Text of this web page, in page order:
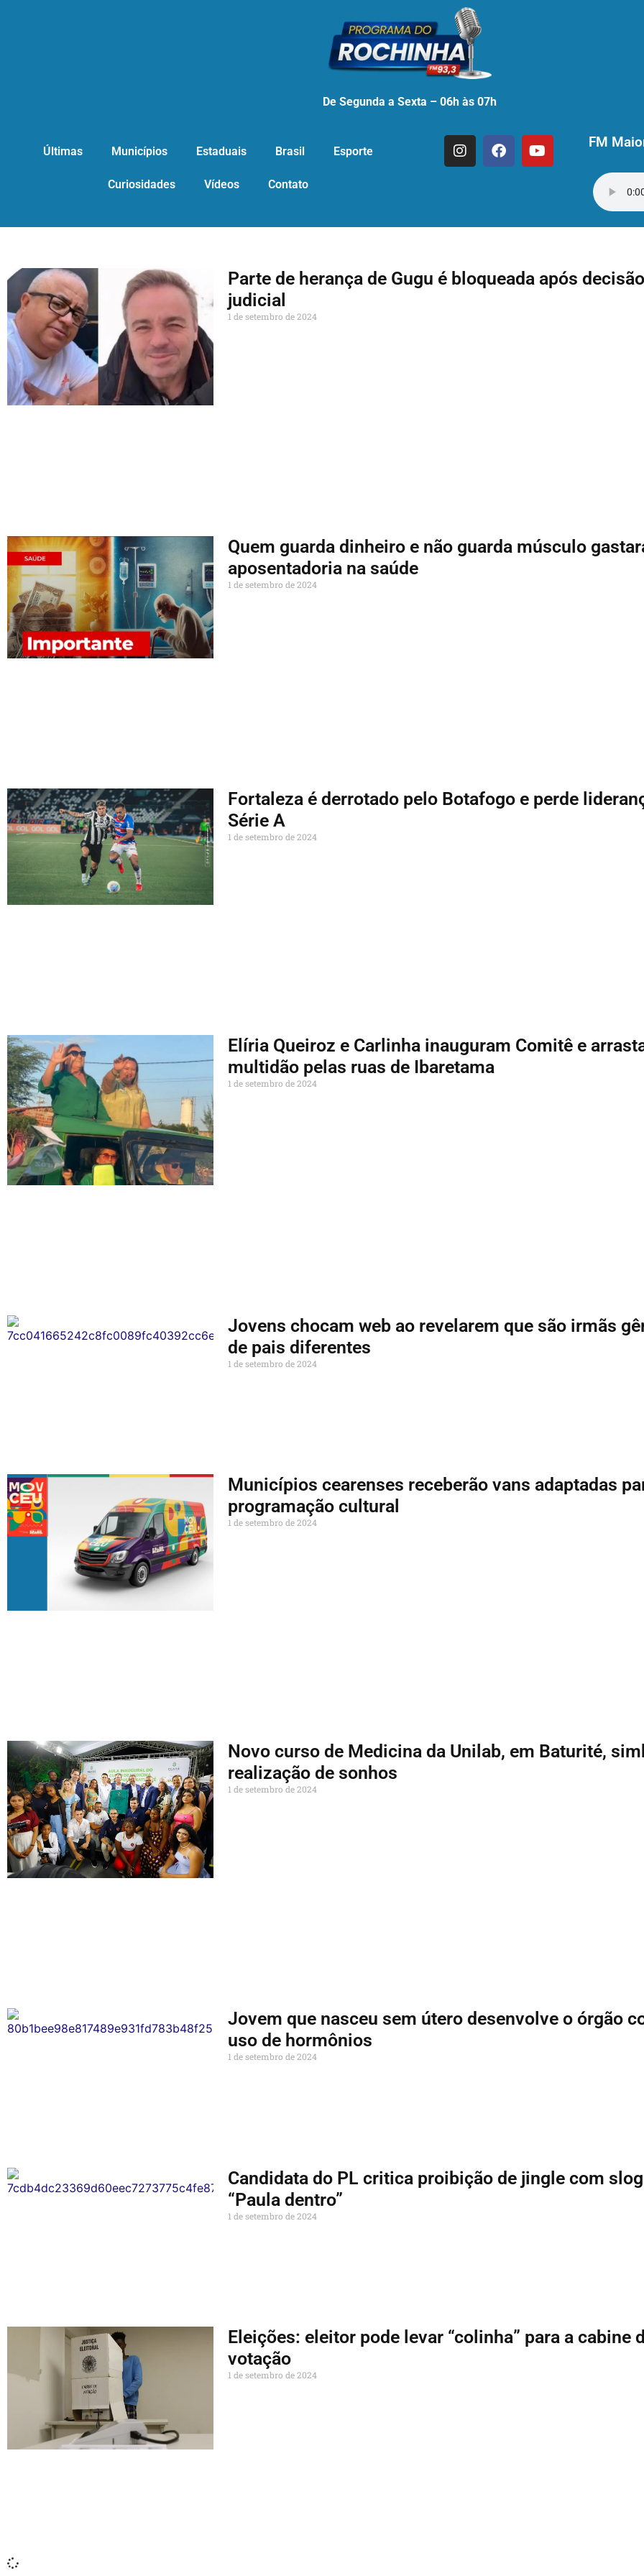
De Segunda a Sexta – 06h às 07h
Últimas Municípios Estaduais Brasil Esporte
Curiosidades Vídeos Contato
FM
Parte de herança de Gugu é bloqueada após decisão
judicial
1 de setembro de 2024
Quem guarda dinheiro e não guarda músculo
aposentadoria na saúde
1 de setembro de 2024
Fortaleza é derrotado pelo Botafogo e perde
Série A
1 de setembro de 2024
Elíria Queiroz e Carlinha inauguram Comitê e
multidão pelas ruas de Ibaretama
1 de setembro de 2024
Jovens chocam web ao revelarem que são irmãs
de pais diferentes
1 de setembro de 2024
Municípios cearenses receberão vans adaptadas
programação cultural
1 de setembro de 2024
Novo curso de Medicina da Unilab, em Baturité,
realização de sonhos
1 de setembro de 2024
Jovem que nasceu sem útero desenvolve o órgão
uso de hormônios
1 de setembro de 2024
Candidata do PL critica proibição de jingle com
“Paula dentro”
1 de setembro de 2024
Eleições: eleitor pode levar “colinha” para a cabine
votação
1 de setembro de 2024